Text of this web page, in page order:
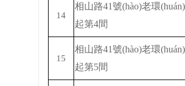
14
相山路41號(hào)老環
起第4間
15
相山路41號(hào)老環
起第5間